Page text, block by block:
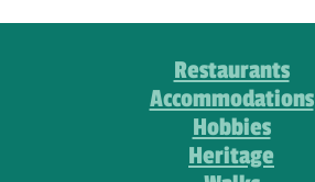
Restaurants
Accommodations
Hobbies
Heritage